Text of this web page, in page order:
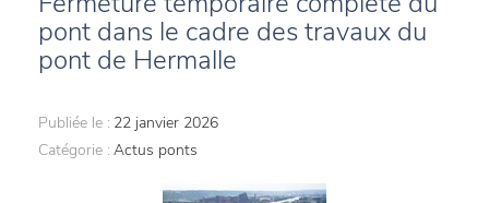
pont dans le cadre des travaux du
pont de Hermalle
Publiée le : 22 janvier 2026
Catégorie : Actus ponts